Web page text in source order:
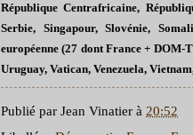
République Centrafricaine,
Serbie, Singapour, Slovénie,
européenne (27 dont France + DOM-
Uruguay, Vatican, Venezuela,
Publié par Jean Vinatier à 20:52